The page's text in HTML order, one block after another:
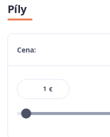
Píly
Cena:
€